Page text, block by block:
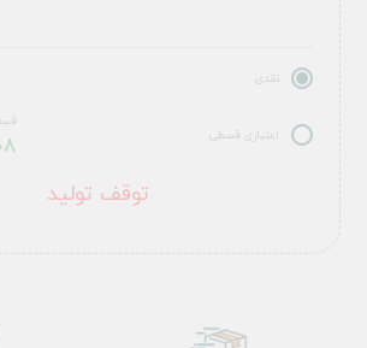
نقدی
اعتباری قسطی
توقف تولید